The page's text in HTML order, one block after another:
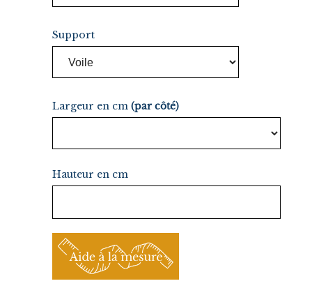
Support
Largeur en cm (par côté)
Hauteur en cm